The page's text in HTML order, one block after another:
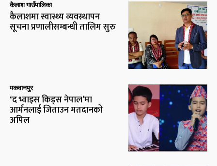
कैलाश गाउँपालिका
कैलाशमा स्वास्थ्य व्यवस्थापन
सूचना प्रणालीसम्बन्धी तालिम सुरु
मकवानपुर
‘द भ्वाइस किड्स नेपाल’मा
आर्मनलाई जिताउन मतदानको
अपिल